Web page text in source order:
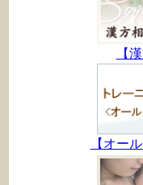
【
【オー